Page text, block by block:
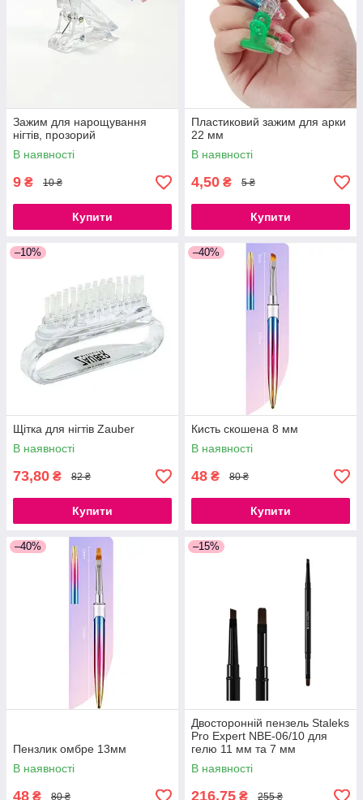
Зажим для нарощування
нігтів, прозорий
В наявності
9 ₴ 10 ₴
Купити
Пластиковий зажим для арки
22 мм
В наявності
4,50 ₴ 5 ₴
Купити
–10%
Щітка для нігтів Zauber
В наявності
73,80 ₴ 82 ₴
Купити
–40%
Кисть скошена 8 мм
В наявності
48 ₴ 80 ₴
Купити
–40%
Пензлик омбре 13мм
В наявності
48 ₴ 80 ₴
–15%
Двосторонній пензель Staleks
Pro Expert NBE-06/10 для
гелю 11 мм та 7 мм
В наявності
216,75 ₴ 255 ₴